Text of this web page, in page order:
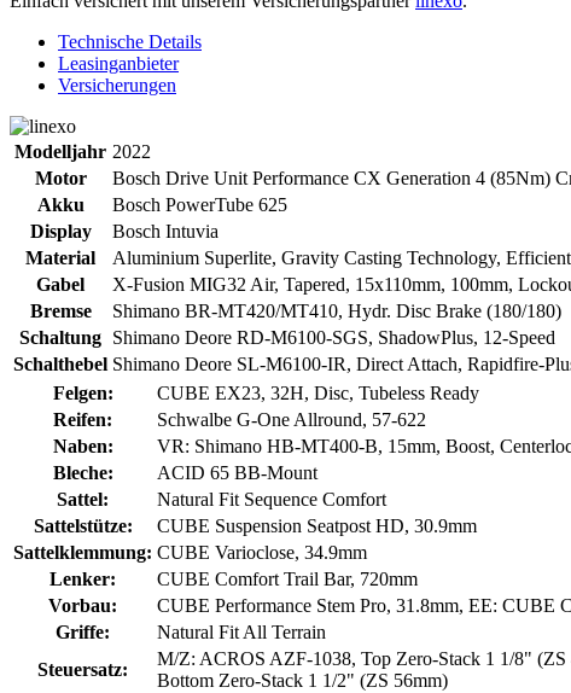
Technische Details
Leasinganbieter
Versicherungen
Modelljahr 2022
Motor
Bosch Drive Unit Performance CX Generation 4 (85Nm)
Akku
Bosch PowerTube 625
Display
Bosch Intuvia
Material
Aluminium Superlite, Gravity Casting Technology,
Gabel
X-Fusion MIG32 Air, Tapered, 15x110mm, 100mm,
Bremse
Shimano BR-MT420/MT410, Hydr. Disc Brake (180/180)
Schaltung Shimano Deore RD-M6100-SGS, ShadowPlus, 12-Speed
Schalthebel Shimano Deore SL-M6100-IR, Direct Attach, Rapidfire-
Felgen:
CUBE EX23, 32H, Disc, Tubeless Ready
Reifen:
Schwalbe G-One Allround, 57-622
Naben:
VR: Shimano HB-MT400-B, 15mm, Boost,
Bleche:
ACID 65 BB-Mount
Sattel:
Natural Fit Sequence Comfort
Sattelstütze:
CUBE Suspension Seatpost HD, 30.9mm
Sattelklemmung: CUBE Varioclose, 34.9mm
Lenker:
CUBE Comfort Trail Bar, 720mm
Vorbau:
CUBE Performance Stem Pro, 31.8mm, EE: CUBE
Griffe:
Natural Fit All Terrain
Steuersatz:
M/Z: ACROS AZF-1038, Top Zero-Stack 1 1/8"
Bottom Zero-Stack 1 1/2" (ZS 56mm)